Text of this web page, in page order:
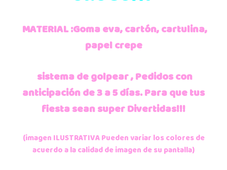
MATERIAL :Goma eva, cartón, cartulina,
papel crepe
sistema de golpear , Pedidos con
anticipación de 3 a 5 días.Para que tus
fiesta sean super Divertidas!!!
(imagen ILUSTRATIVA Pueden variar los colores de
acuerdo a la calidad de imagen de su pantalla)